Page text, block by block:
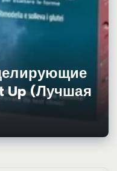
Up (Лучшая